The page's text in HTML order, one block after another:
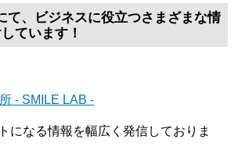
て、ビジネスに役立つさまざまな情
ています！
- SMILE LAB -
になる情報を幅広く発信しておりま